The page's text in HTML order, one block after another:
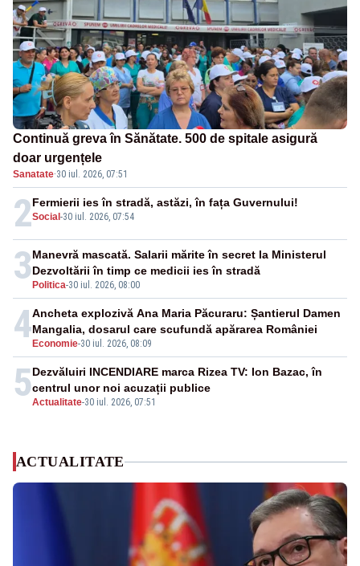
Continuă greva în Sănătate. 500 de spitale asigură
doar urgențele
Sanatate·30 iul. 2026, 07:51
2Social -30 iul. 2026, 07:54
Fermierii ies în stradă, astăzi, în fața Guvernului!
3 Politica-30 iul. 2026, 08:00
Manevră mascată. Salarii mărite în secret la Ministerul
Dezvoltării în timp ce medicii ies în stradă
4 Economie-30 iul. 2026, 08:09
Ancheta explozivă Ana Maria Păcuraru: Șantierul Damen
Mangalia, dosarul care scufundă apărarea României
5Actualitate-30 iul. 2026, 07:51
Dezvăluiri INCENDIARE marca Rizea TV: Ion Bazac, în
centrul unor noi acuzații publice
ACTUALITATE